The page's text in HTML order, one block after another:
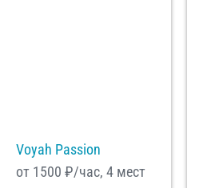
Voyah Passion
от 1500 ₽/час, 4 мест